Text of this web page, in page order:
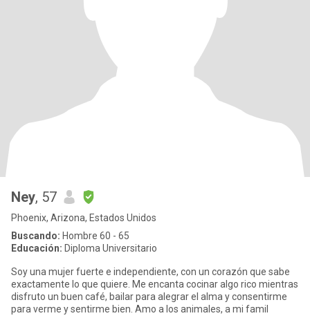
Ney, 57
Phoenix, Arizona, Estados Unidos
Buscando: Hombre 60 - 65
Educación: Diploma Universitario
Soy una mujer fuerte e independiente, con un corazón que sabe
exactamente lo que quiere. Me encanta cocinar algo rico mientras
disfruto un buen café, bailar para alegrar el alma y consentirme
para verme y sentirme bien. Amo a los animales, a mi famil